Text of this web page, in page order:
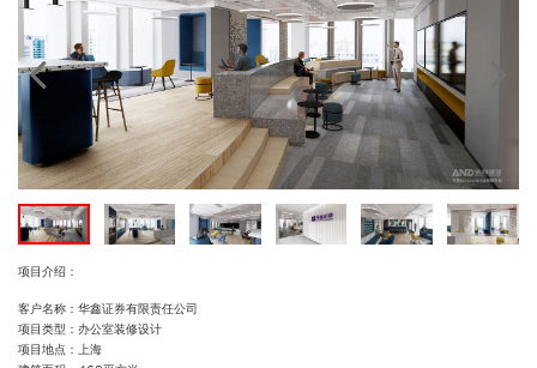
项目介绍：
客户名称：华鑫证券有限责任公司
项目类型：办公室装修设计
项目地点：上海